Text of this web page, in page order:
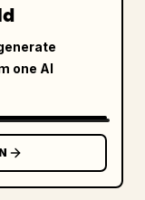
one AI